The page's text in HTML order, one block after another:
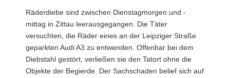
Räderdiebe sind zwischen Dienstagmorgen und -
mittag in Zittau leerausgegangen. Die Täter
versuchten, die Räder eines an der Leipziger Straße
geparkten Audi A3 zu entwenden. Offenbar bei dem
Diebstahl gestört, verließen sie den Tatort ohne die
Objekte der Begierde. Der Sachschaden belief sich auf